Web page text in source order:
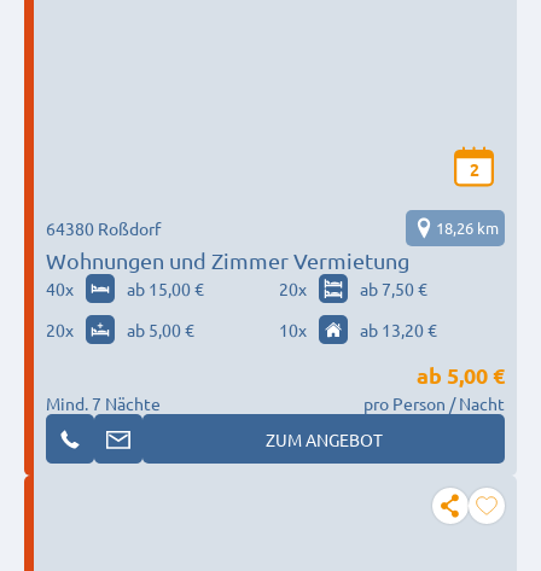
2
Wohnungen und Zimmer Vermietung
64380 Roßdorf 18,26 km
40x ab 15,00 € 20x
ab 7,50 €
20x ab 5,00 € 10x ab 13,20 €
Mind. 7 Nächte
ab 5,00 €
pro Person / Nacht
ZUM ANGEBOT